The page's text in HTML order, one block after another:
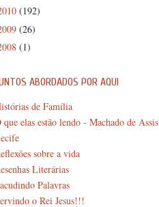
(192)
(26)
(1)
ABORDADOS POR AQUI
de Família
que elas estão lendo - Machado de Assis
sobre a vida
Literárias
Palavras
o Rei Jesus!!!